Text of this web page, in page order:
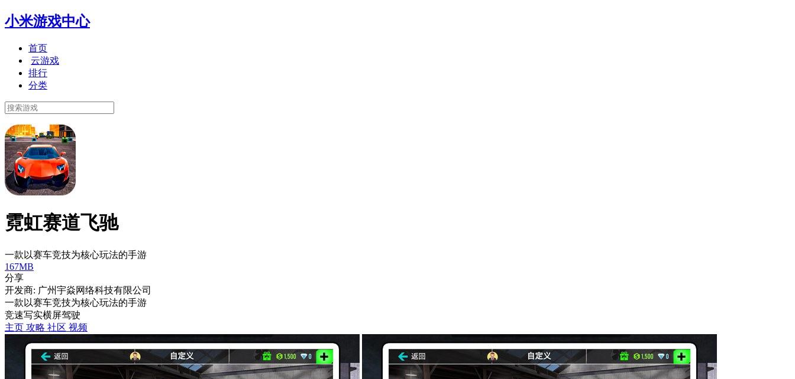
小米游戏中心
首页
云游戏
排行
分类
霓虹赛道飞驰
一款以赛车竞技为核心玩法的手游
167MB
分享
开发商: 广州宇焱网络科技有限公司
一款以赛车竞技为核心玩法的手游
竞速写实横屏驾驶
主页 攻略 社区 视频